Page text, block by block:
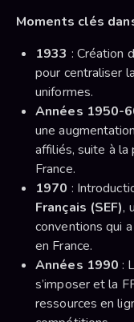
Moments clés
1933 : Création
pour centraliser
uniformes.
Années 1950-
une
affiliés, suite à la
France.
1970 :
Français (SEF),
conventions qui
en France.
Années 1990 :
s’imposer et la
ressources en